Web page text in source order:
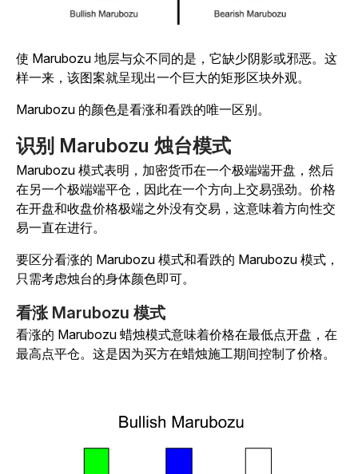
使 Marubozu 地层与众不同的是，它缺少阴影或邪恶。这
样一来，该图案就呈现出一个巨大的矩形区块外观。
Marubozu 的颜色是看涨和看跌的唯一区别。
识别 Marubozu 烛台模式
Marubozu 模式表明，加密货币在一个极端端开盘，然后
在另一个极端端平仓，因此在一个方向上交易强劲。价格
在开盘和收盘价格极端之外没有交易，这意味着方向性交
易一直在进行。
要区分看涨的 Marubozu 模式和看跌的 Marubozu 模式，
只需考虑烛台的身体颜色即可。
看涨 Marubozu 模式
看涨的 Marubozu 蜡烛模式意味着价格在最低点开盘，在
最高点平仓。这是因为买方在蜡烛施工期间控制了价格。